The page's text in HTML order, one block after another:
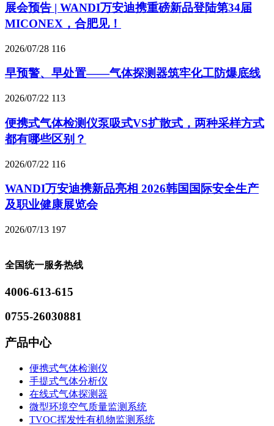
展会预告 | WANDI万安迪携重磅新品登陆第34届
MICONEX，合肥见！
2026/07/28 116
早预警、早处置——气体探测器筑牢化工防爆底线
2026/07/22 113
便携式气体检测仪泵吸式VS扩散式，两种采样方式
都有哪些区别？
2026/07/22 116
WANDI万安迪携新品亮相 2026韩国国际安全生产
及职业健康展览会
2026/07/13 197
全国统一服务热线
4006-613-615
0755-26030881
产品中心
便携式气体检测仪
手提式气体分析仪
在线式气体探测器
微型环境空气质量监测系统
TVOC挥发性有机物监测系统